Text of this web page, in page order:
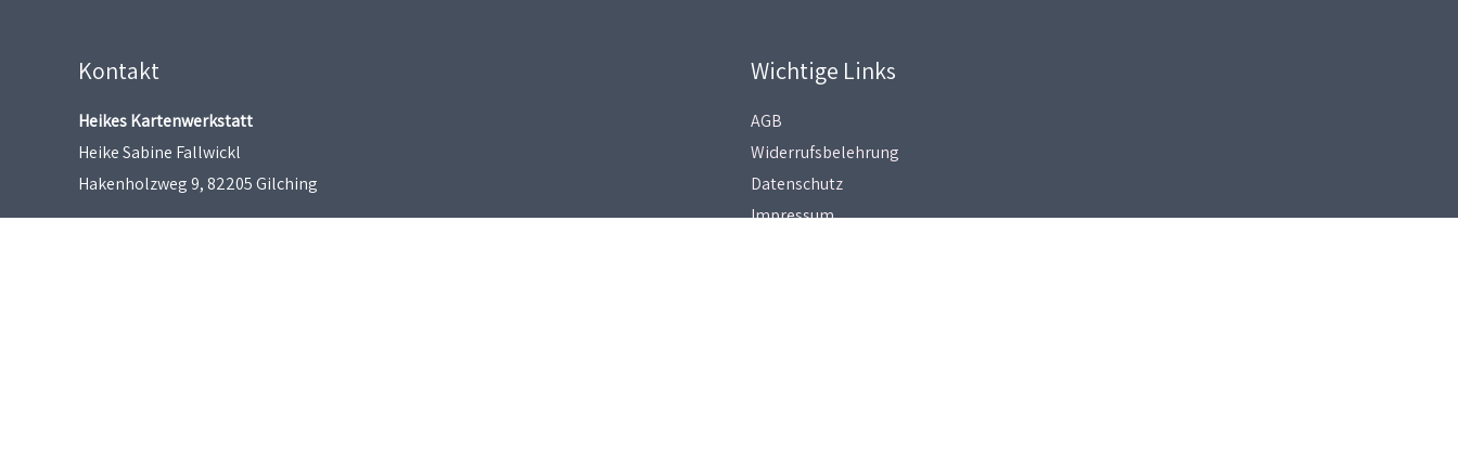
Kontakt
Heikes Kartenwerkstatt
Heike Sabine Fallwickl
Hakenholzweg 9, 82205 Gilching
Wichtige Links
AGB
Widerrufsbelehrung
Datenschutz
Impressum